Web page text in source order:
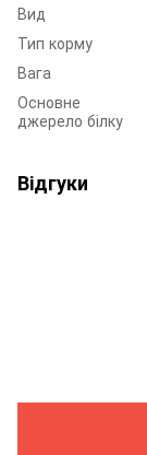
Вид
Тип корму
Вага
Основне
джерело білку
Відгуки